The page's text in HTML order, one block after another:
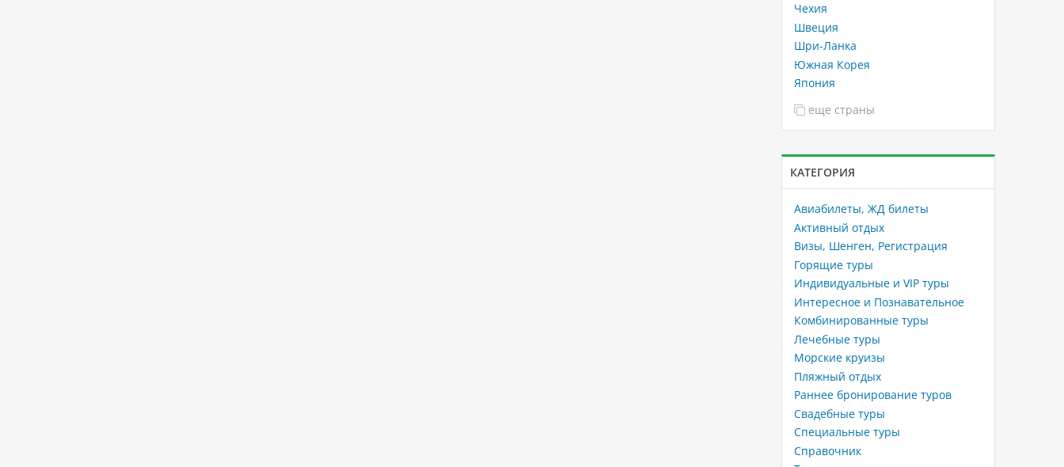
Чехия
Швеция
Шри-Ланка
Южная Корея
Япония
еще страны
КАТЕГОРИЯ
Авиабилеты, ЖД билеты
Активный отдых
Визы, Шенген, Регистрация
Горящие туры
Индивидуальные и VIP туры
Интересное и Познавательное
Комбинированные туры
Лечебные туры
Морские круизы
Пляжный отдых
Раннее бронирование туров
Свадебные туры
Специальные туры
Справочник